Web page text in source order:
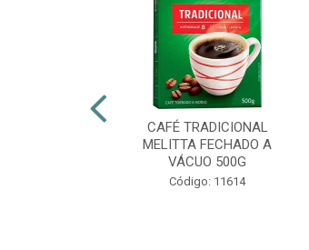
CAFÉ TRADICIONAL
MELITTA FECHADO A
VÁCUO 500G
Código: 11614